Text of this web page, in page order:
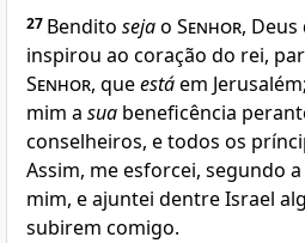
27 Bendito sejao Senhor,
inspirou ao coração do rei,
Senhor, queestáem Jerusalém;
mim a sua beneficência
conselheiros, e todos os
Assim, me esforcei, segundo
mim, e ajuntei dentre Israel
subirem comigo.